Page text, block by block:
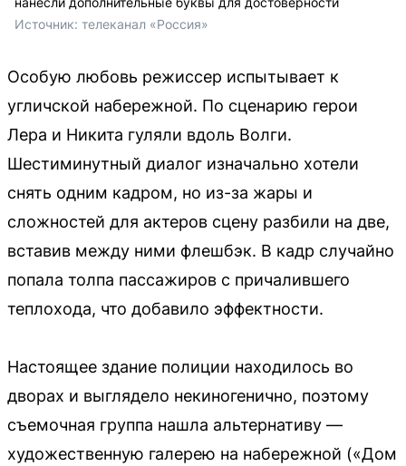
Источник: телеканал «Россия»
Особую любовь режиссер испытывает к
угличской набережной. По сценарию герои
Лера и Никита гуляли вдоль Волги.
Шестиминутный диалог изначально хотели
снять одним кадром, но из-за жары и
сложностей для актеров сцену разбили на две,
вставив между ними флешбэк. В кадр случайно
попала толпа пассажиров с причалившего
теплохода, что добавило эффектности.
Настоящее здание полиции находилось во
дворах и выглядело некиногенично, поэтому
съемочная группа нашла альтернативу —
художественную галерею на набережной («Дом